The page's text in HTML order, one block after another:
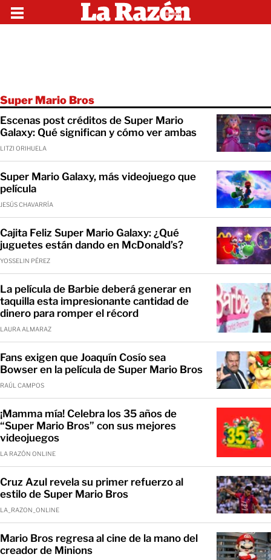
Super Mario Bros
Escenas post créditos de Super Mario
Galaxy: Qué significan y cómo ver ambas
LITZI ORIHUELA
Super Mario Galaxy, más videojuego que
película
JESÚS CHAVARRÍA
Cajita Feliz Super Mario Galaxy: ¿Qué
juguetes están dando en McDonald’s?
YOSSELIN PÉREZ
La película de Barbie deberá generar en
taquilla esta impresionante cantidad de
dinero para romper el récord
LAURA ALMARAZ
Fans exigen que Joaquín Cosío sea
Bowser en la película de Super Mario Bros
RAÚL CAMPOS
¡Mamma mía! Celebra los 35 años de
“Super Mario Bros” con sus mejores
videojuegos
LA RAZÓN ONLINE
Cruz Azul revela su primer refuerzo al
estilo de Super Mario Bros
LA_RAZON_ONLINE
Mario Bros regresa al cine de la mano del
creador de Minions